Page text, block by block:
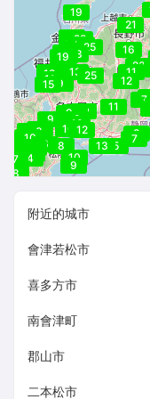
11
99
7
18
8
11
8
9
10
25 16
10
9
19
15
7
9
5
12
30
23
9
16
5
18
8
6
25
8
23
12
10
10
25
13
18
4 10
13
21
29
11
8
8 8
19
7
9
3
10
7
10
附近的城市
會津若松市
喜多方市
南會津町
郡山市
二本松市